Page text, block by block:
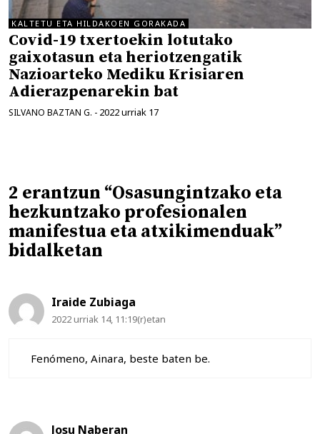
KALTETU ETA HILDAKOEN GORAKADA
Covid-19 txertoekin lotutako
gaixotasun eta heriotzengatik
Nazioarteko Mediku Krisiaren
Adierazpenarekin bat
SILVANO BAZTAN G. - 2022 urriak 17
2 erantzun “Osasungintzako eta
hezkuntzako profesionalen
manifestua eta atxikimenduak”
bidalketan
Iraide Zubiaga
2022 urriak 14, 11:19(r)etan
Fenómeno, Ainara, beste baten be.
Josu Naberan